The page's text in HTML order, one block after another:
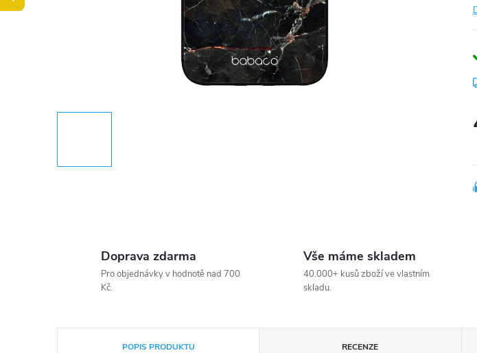
Doprava zdarma
Pro objednávky v hodnotě nad 700
Kč.
Vše máme skladem
40.000+ kusů zboží ve vlastním
skladu.
POPIS PRODUKTU RECENZE